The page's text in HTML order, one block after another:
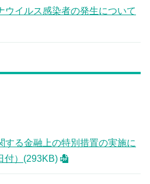
ウイルス感染者の発生について
する金融上の特別措置の実施に
） (293KB)